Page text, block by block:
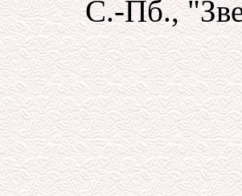
С.-Пб.,